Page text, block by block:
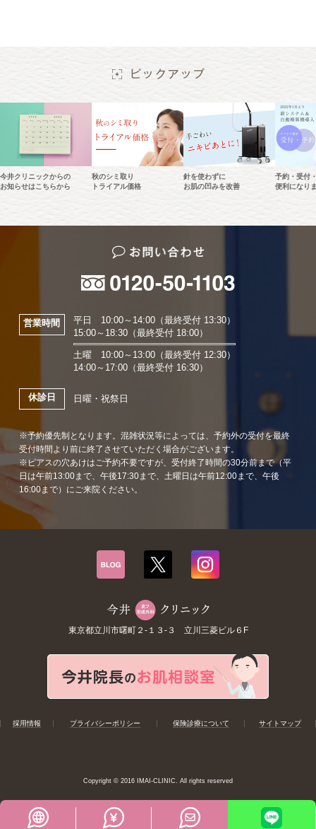
今井クリニックからの
お知らせはこちらから
秋のシミ取り
トライアル価格
針を使わずに
お肌の凹みを改善
予約・受付
便利になり
営業時間
平日 10:00～14:00（最終受付 13:30）
15:00～18:30（最終受付 18:00）
土曜 10:00～13:00（最終受付 12:30）
14:00～17:00（最終受付 16:30）
休診日 日曜・祝祭日
※予約優先制となります。混雑状況等によっては、予約外の受付を最終
受付時間より前に終了させていただく場合がございます。
※ピアスの穴あけはご予約不要ですが、受付終了時間の30分前まで（平
日は午前13:00まで、午後17:30まで、土曜日は午前12:00まで、午後
16:00まで）にご来院ください。
東京都立川市曙町２-１３-３ 立川三菱ビル６F
採用情報 プライバシーポリシー 保険診療について サイトマップ
Copyright © 2016 IMAI-CLINIC. All rights reserved